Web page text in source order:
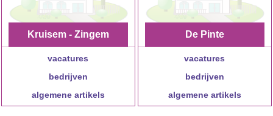
Kruisem - Zingem
vacatures
bedrijven
algemene artikels
De Pinte
vacatures
bedrijven
algemene artikels